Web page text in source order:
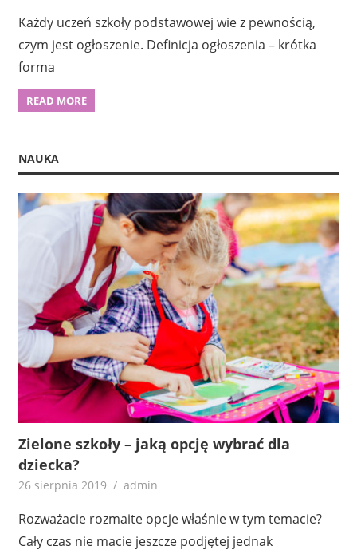
Każdy uczeń szkoły podstawowej wie z pewnością,
czym jest ogłoszenie. Definicja ogłoszenia – krótka
forma
READ MORE
NAUKA
Zielone szkoły – jaką opcję wybrać dla
dziecka?
26 sierpnia 2019 admin
Rozważacie rozmaite opcje właśnie w tym temacie?
Cały czas nie macie jeszcze podjętej jednak